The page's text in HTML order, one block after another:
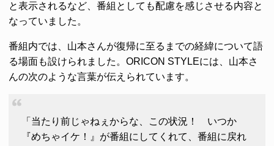
と表示されるなど、番組としても配慮を感じさせる内容と
なっていました。
番組内では、山本さんが復帰に至るまでの経緯について語
る場面も設けられました。ORICON STYLEには、山本さ
んの次のような言葉が伝えられています。
「当たり前じゃねぇからな、この状況！ いつか
『めちゃイケ！』が番組にしてくれて、番組に戻れ